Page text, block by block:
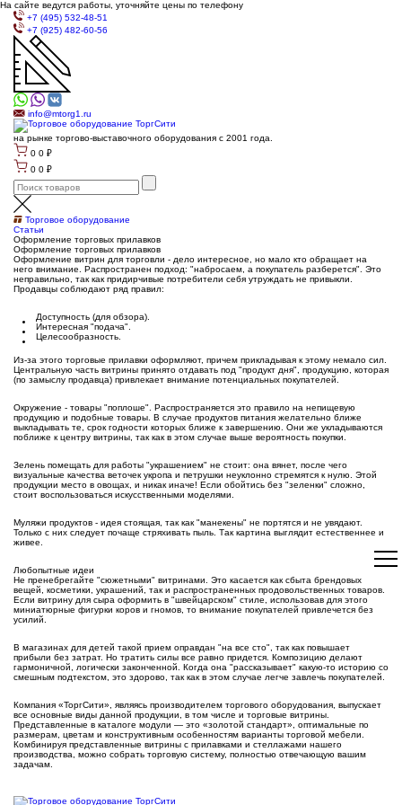
На сайте ведутся работы, уточняйте цены по телефону
+7 (495) 532-48-51
+7 (925) 482-60-56
info@mtorg1.ru
на рынке торгово-выставочного оборудования с 2001 года.
0 0 ₽
0 0 ₽
Торговое оборудование
Статьи
Оформление торговых прилавков
Оформление торговых прилавков
Оформление витрин для торговли - дело интересное, но мало кто обращает на
него внимание. Распространен подход: "набросаем, а покупатель разберется". Это
неправильно, так как придирчивые потребители себя утруждать не привыкли.
Продавцы соблюдают ряд правил:
Доступность (для обзора).
Интересная "подача".
Целесообразность.
Из-за этого торговые прилавки оформляют, причем прикладывая к этому немало сил.
Центральную часть витрины принято отдавать под "продукт дня", продукцию, которая
(по замыслу продавца) привлекает внимание потенциальных покупателей.
Окружение - товары "поплоше". Распространяется это правило на непищевую
продукцию и подобные товары. В случае продуктов питания желательно ближе
выкладывать те, срок годности которых ближе к завершению. Они же укладываются
поближе к центру витрины, так как в этом случае выше вероятность покупки.
Зелень помещать для работы "украшением" не стоит: она вянет, после чего
визуальные качества веточек укропа и петрушки неуклонно стремятся к нулю. Этой
продукции место в овощах, и никак иначе! Если обойтись без "зеленки" сложно,
стоит воспользоваться искусственными моделями.
Муляжи продуктов - идея стоящая, так как "манекены" не портятся и не увядают.
Только с них следует почаще стряхивать пыль. Так картина выглядит естественнее и
живее.
Любопытные идеи
Не пренебрегайте "сюжетными" витринами. Это касается как сбыта брендовых
вещей, косметики, украшений, так и распространенных продовольственных товаров.
Если витрину для сыра оформить в "швейцарском" стиле, использовав для этого
миниатюрные фигурки коров и гномов, то внимание покупателей привлечется без
усилий.
В магазинах для детей такой прием оправдан "на все сто", так как повышает
прибыли без затрат. Но тратить силы все равно придется. Композицию делают
гармоничной, логически законченной. Когда она "рассказывает" какую-то историю со
смешным подтекстом, это здорово, так как в этом случае легче завлечь покупателей.
Компания «ТоргСити», являясь производителем торгового оборудования, выпускает
все основные виды данной продукции, в том числе и торговые витрины.
Представленные в каталоге модули — это «золотой стандарт», оптимальные по
размерам, цветам и конструктивным особенностям варианты торговой мебели.
Комбинируя представленные витрины с прилавками и стеллажами нашего
производства, можно собрать торговую систему, полностью отвечающую вашим
задачам.